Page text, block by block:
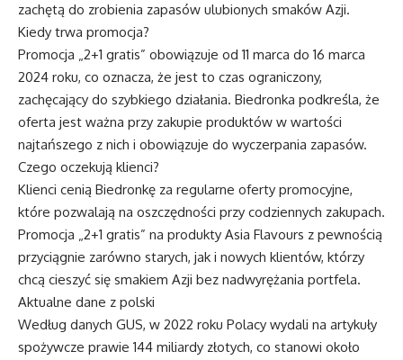
zachętą do zrobienia zapasów ulubionych smaków Azji.
Kiedy trwa promocja?
Promocja „2+1 gratis” obowiązuje od 11 marca do 16 marca
2024 roku, co oznacza, że jest to czas ograniczony,
zachęcający do szybkiego działania. Biedronka podkreśla, że
oferta jest ważna przy zakupie produktów w wartości
najtańszego z nich i obowiązuje do wyczerpania zapasów.
Czego oczekują klienci?
Klienci cenią Biedronkę za regularne oferty promocyjne,
które pozwalają na oszczędności przy codziennych zakupach.
Promocja „2+1 gratis” na produkty Asia Flavours z pewnością
przyciągnie zarówno starych, jak i nowych klientów, którzy
chcą cieszyć się smakiem Azji bez nadwyrężania portfela.
Aktualne dane z polski
Według danych GUS, w 2022 roku Polacy wydali na artykuły
spożywcze prawie 144 miliardy złotych, co stanowi około